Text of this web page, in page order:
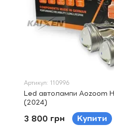
Артикул: 110996
Led автолампи Aozoom
(2024)
3 800 грн Купити